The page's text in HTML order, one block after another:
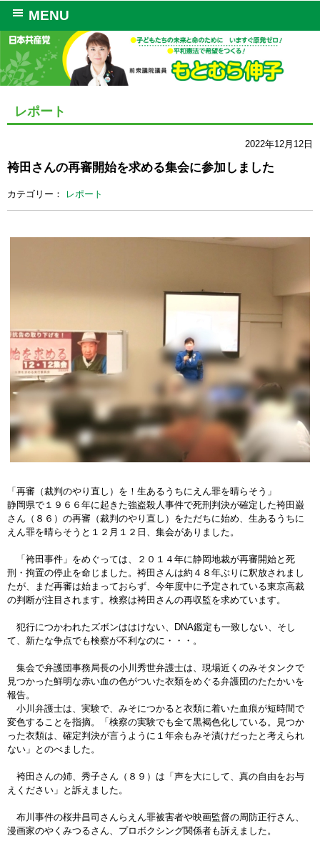
MENU
レポート
2022年12月12日
袴田さんの再審開始を求める集会に参加しました
カテゴリー： レポート
「再審（裁判のやり直し）を！生あるうちにえん罪を晴らそう」
静岡県で１９６６年に起きた強盗殺人事件で死刑判決が確定した袴田巌
さん（８６）の再審（裁判のやり直し）をただちに始め、生あるうちに
えん罪を晴らそうと１２月１２日、集会がありました。
「袴田事件」をめぐっては、２０１４年に静岡地裁が再審開始と死
刑・拘置の停止を命じました。袴田さんは約４８年ぶりに釈放されまし
たが、まだ再審は始まっておらず、今年度中に予定されている東京高裁
の判断が注目されます。検察は袴田さんの再収監を求めています。
犯行につかわれたズボンははけない、DNA鑑定も一致しない、そし
て、新たな争点でも検察が不利なのに・・・。
集会で弁護団事務局長の小川秀世弁護士は、現場近くのみそタンクで
見つかった鮮明な赤い血の色がついた衣類をめぐる弁護団のたたかいを
報告。
小川弁護士は、実験で、みそにつかると衣類に着いた血痕が短時間で
変色することを指摘。「検察の実験でも全て黒褐色化している。見つか
った衣類は、確定判決が言うように１年余もみそ漬けだったと考えられ
ない」とのべました。
袴田さんの姉、秀子さん（８９）は「声を大にして、真の自由をお与
えください」と訴えました。
布川事件の桜井昌司さんらえん罪被害者や映画監督の周防正行さん、
漫画家のやくみつるさん、プロボクシング関係者も訴えました。